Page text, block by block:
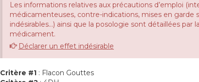
Les informations relatives aux précautions d’emploi
médicamenteuses, contre-indications, mises en garde
indésirables...) ainsi que la posologie sont détaillées par
médicament.
Déclarer un effet indésirable
Critère #1 : Flacon Gouttes